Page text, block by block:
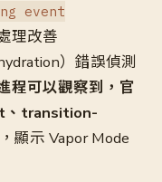
event
理改善
）錯誤偵測
程可以觀察到，官
、transition-
，顯示 Vapor Mode